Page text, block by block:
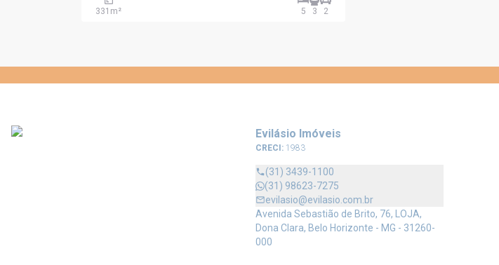
331 m² 5 3 2
Evilásio Imóveis
CRECI: 1983
(31) 3439-1100
(31) 98623-7275
evilasio@evilasio.com.br
Avenida Sebastião de Brito, 76, LOJA,
Dona Clara, Belo Horizonte - MG - 31260-
000